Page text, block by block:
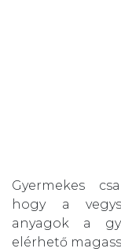
Gyermekes
hogy a
anyagok a
elérhető